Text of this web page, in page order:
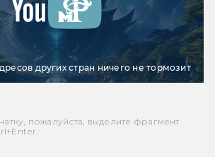
других стран ничего не тормозит
пожалуйста, выделите фрагмент